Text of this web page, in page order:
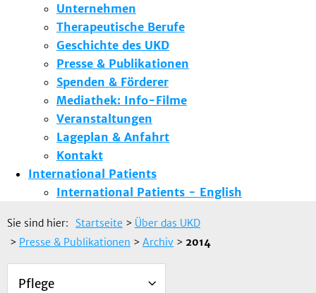
Unternehmen
Therapeutische Berufe
Geschichte des UKD
Presse & Publikationen
Spenden & Förderer
Mediathek: Info-Filme
Veranstaltungen
Lageplan & Anfahrt
Kontakt
International Patients
International Patients - English
Sie sind hier: Startseite > Über das UKD
> Presse & Publikationen > Archiv > 2014
Pflege